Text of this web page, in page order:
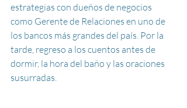
estrategias con dueños de negocios
como Gerente de Relaciones en uno de
los bancos más grandes del país. Por la
tarde, regreso a los cuentos antes de
dormir, la hora del baño y las oraciones
susurradas.